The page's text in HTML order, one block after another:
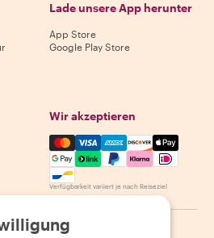
Lade unsere App herunter
App Store
Google Play Store
Wir akzeptieren
Mastercard, Visa, Amex,
Verfügbarkeit variiert je nach Reiseziel